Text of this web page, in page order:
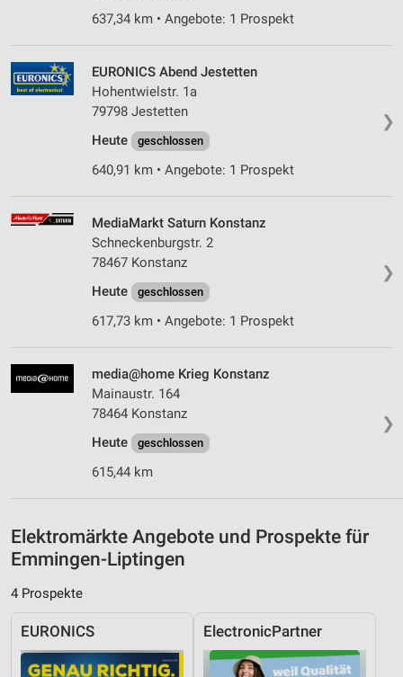
637,34 km • Angebote: 1 Prospekt
❯
EURONICS Abend Jestetten
Hohentwielstr. 1a
79798 Jestetten
Heute
geschlossen
640,91 km • Angebote: 1 Prospekt
❯
MediaMarkt Saturn Konstanz
Schneckenburgstr. 2
78467 Konstanz
Heute
geschlossen
617,73 km • Angebote: 1 Prospekt
❯
media@home Krieg Konstanz
Mainaustr. 164
78464 Konstanz
Heute
geschlossen
615,44 km
Elektromärkte Angebote und Prospekte für
Emmingen-Liptingen
4 Prospekte
EURONICS ElectronicPartner
Verwendung von Profilen zur Auswahl
personalisierter Werbung
Erstellung von Profilen zur Personalisierung
Verwendung von Profilen zur Auswahl
personalisierter Inhalte
Messung der Werbeleistung
Messung der Performance von Inhalten
Analyse von Zielgruppen durch Statistiken oder
Kombinationen von Daten aus verschiedenen
Verwendung reduzierter Daten zur Auswahl von
IAB-Besonderheiten:
Verwendung genauer Standortdaten
Nicht-IAB-Verarbeitungszwecke:
Funktional